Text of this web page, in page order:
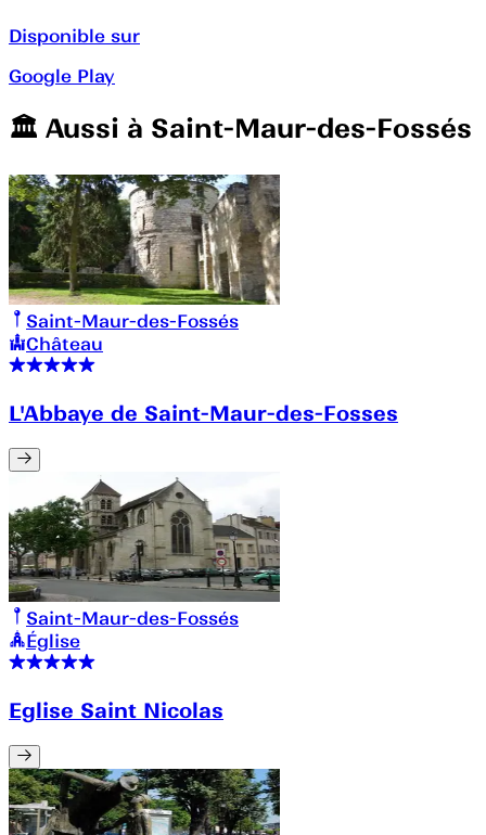
Disponible sur
Google Play
🏛️️ Aussi à Saint-Maur-des-Fossés
Saint-Maur-des-Fossés
Château
L'Abbaye de Saint-Maur-des-Fosses
Saint-Maur-des-Fossés
Église
Eglise Saint Nicolas